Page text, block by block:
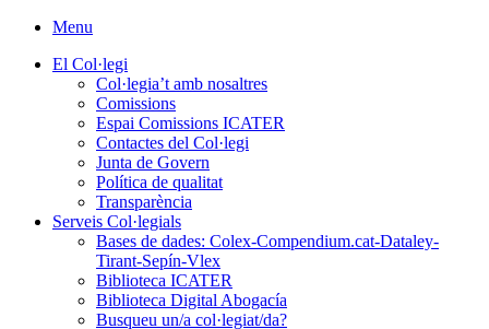
Menu
El Col·legi
Col·legia’t amb nosaltres
Comissions
Espai Comissions ICATER
Contactes del Col·legi
Junta de Govern
Política de qualitat
Transparència
Serveis Col·legials
Bases de dades: Colex-Compendium.cat-Dataley-
Tirant-Sepín-Vlex
Biblioteca ICATER
Biblioteca Digital Abogacía
Busqueu un/a col·legiat/da?